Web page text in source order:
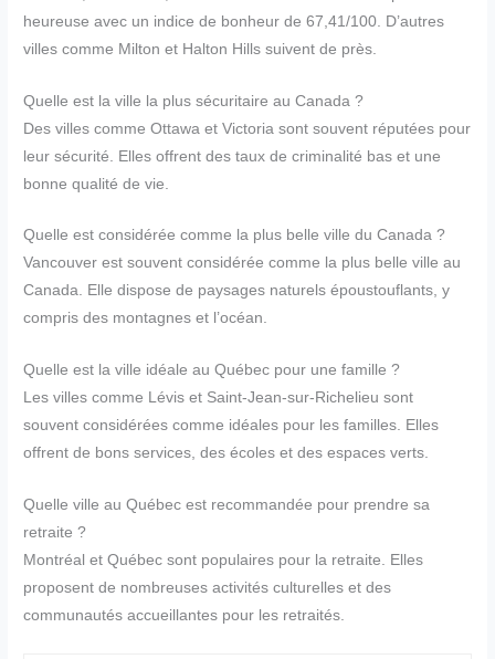
heureuse avec un indice de bonheur de 67,41/100. D’autres
villes comme Milton et Halton Hills suivent de près.
Quelle est la ville la plus sécuritaire au Canada ?
Des villes comme Ottawa et Victoria sont souvent réputées pour
leur sécurité. Elles offrent des taux de criminalité bas et une
bonne qualité de vie.
Quelle est considérée comme la plus belle ville du Canada ?
Vancouver est souvent considérée comme la plus belle ville au
Canada. Elle dispose de paysages naturels époustouflants, y
compris des montagnes et l’océan.
Quelle est la ville idéale au Québec pour une famille ?
Les villes comme Lévis et Saint-Jean-sur-Richelieu sont
souvent considérées comme idéales pour les familles. Elles
offrent de bons services, des écoles et des espaces verts.
Quelle ville au Québec est recommandée pour prendre sa
retraite ?
Montréal et Québec sont populaires pour la retraite. Elles
proposent de nombreuses activités culturelles et des
communautés accueillantes pour les retraités.